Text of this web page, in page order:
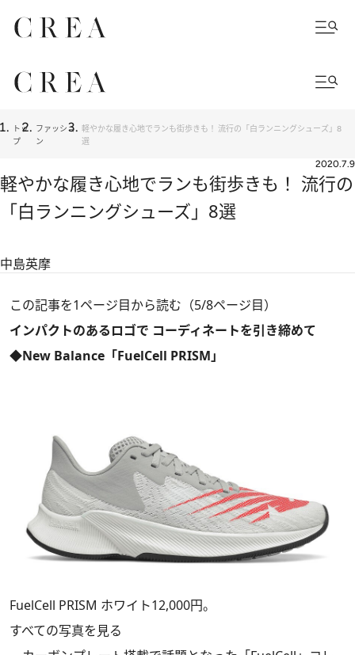
トッ
プ
ファッショ
ン
軽やかな履き心地でランも街歩きも！ 流行の「白ランニングシューズ」8
選
2020.7.9
軽やかな履き心地でランも街歩きも！ 流行の
「白ランニングシューズ」8選
中島英摩
この記事を1ページ目から読む（5/8ページ目）
インパクトのあるロゴで コーディネートを引き締めて
◆New Balance「FuelCell PRISM」
FuelCell PRISM ホワイト12,000円。
すべての写真を見る